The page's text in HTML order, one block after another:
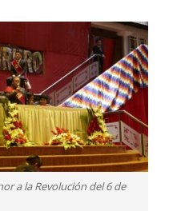
a la Revolución del 6 de